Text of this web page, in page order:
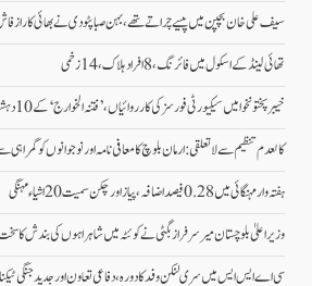
سیف علی خان بچپن میں پیسے چراتے تھے، بہن صبا پٹودی نے بھائی کا راز
تھائی لینڈ کے اسکول میں فائرنگ، 8 افراد ہلاک، 14 زخمی
خیبر پختونخوا میں سیکیورٹی فورسز کی کارروائیاں، ’فتنہ الخوارج‘ کے 10 دہشت گرد ہلاک۔آئی ایس پی آر
کالعدم تنظیم سے لاتعلقی: ارمان بلوچ کا معافی نامہ اور نوجوانوں کو گمراہی
ہفتہ وار مہنگائی میں 0.28 فیصد اضافہ، پیاز اور چکن سمیت 20 اشیاء مہنگی
وزیراعلیٰ بلوچستان میر سرفراز بگٹی نے کوئٹہ میں شاہراہوں کی بندش کا
سی اے ایس ایس میں سری لنکن وفد کا دورہ، دفاعی تعاون اور جدید جنگی